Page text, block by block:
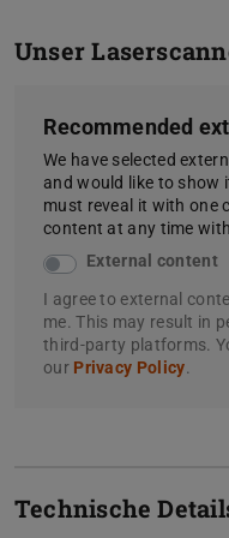
Unser
Recommended
We have selected
and would like to show
must reveal it with one
content at any time
External content
I agree to external
me. This may result in
third-party platforms.
our Privacy Policy.
Technische